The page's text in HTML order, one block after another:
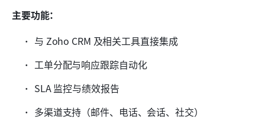
主要功能：
与 Zoho CRM 及相关工具直接集成
工单分配与响应跟踪自动化
SLA 监控与绩效报告
多渠道支持（邮件、电话、会话、社交）